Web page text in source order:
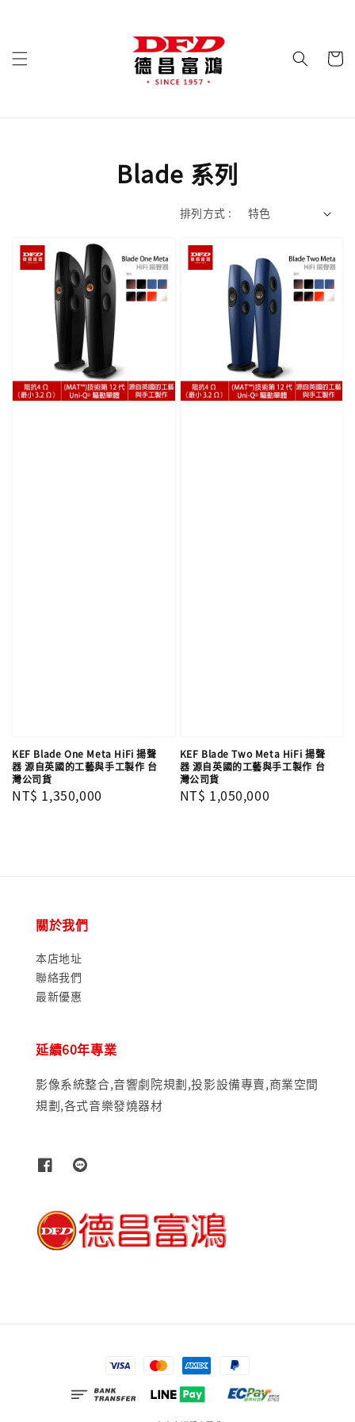
Blade 系列
排列方式 :
KEF Blade One Meta HiFi 揚聲
器 源自英國的工藝與手工製作 台
灣公司貨
Regular
NT$ 1,350,000
KEF Blade Two Meta HiFi 揚聲
器 源自英國的工藝與手工製作 台
灣公司貨
Regular
NT$ 1,050,000
關於我們
本店地址
聯絡我們
最新優惠
延續60年專業
影像系統整合,音響劇院規劃,投影設備專賣,商業空間
規劃,各式音樂發燒器材